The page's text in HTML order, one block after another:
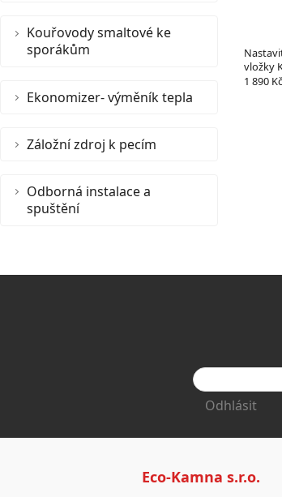
Kouřovody smaltové ke
sporákům
Ekonomizer- výměník tepla
Záložní zdroj k pecím
Odborná instalace a
spuštění
vložky
1 890 Kč
Odhlásit
Eco-Kamna s.r.o.